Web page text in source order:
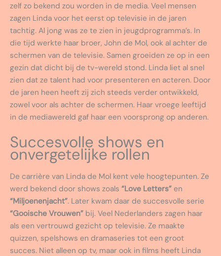
zelf zo bekend zou worden in de media. Veel mensen
zagen Linda voor het eerst op televisie in de jaren
tachtig. Al jong was ze te zien in jeugdprogramma’s. In
die tijd werkte haar broer, John de Mol, ook al achter de
schermen van de televisie. Samen groeiden ze op in een
gezin dat dicht bij de tv-wereld stond. Linda liet al snel
zien dat ze talent had voor presenteren en acteren. Door
de jaren heen heeft zij zich steeds verder ontwikkeld,
zowel voor als achter de schermen. Haar vroege leeftijd
in de mediawereld gaf haar een voorsprong op anderen.
Succesvolle shows en
onvergetelijke rollen
De carrière van Linda de Mol kent vele hoogtepunten. Ze
werd bekend door shows zoals “Love Letters” en
“Miljoenenjacht”. Later kwam daar de succesvolle serie
“Gooische Vrouwen” bij. Veel Nederlanders zagen haar
als een vertrouwd gezicht op televisie. Ze maakte
quizzen, spelshows en dramaseries tot een groot
succes. Niet alleen op tv, maar ook in films heeft Linda